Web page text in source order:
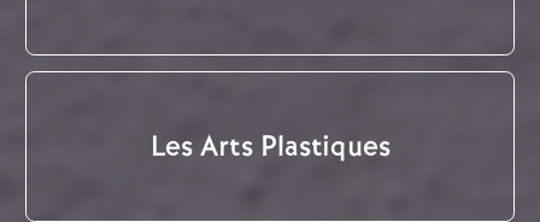
Les Arts Plastiques